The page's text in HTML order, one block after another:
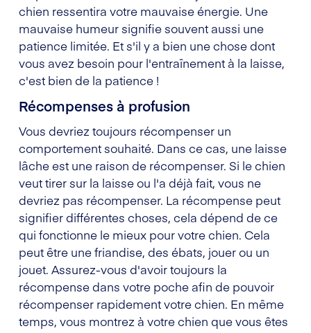
chien ressentira votre mauvaise énergie. Une
mauvaise humeur signifie souvent aussi une
patience limitée. Et s'il y a bien une chose dont
vous avez besoin pour l'entraînement à la laisse,
c'est bien de la patience !
Récompenses à profusion
Vous devriez toujours récompenser un
comportement souhaité. Dans ce cas, une laisse
lâche est une raison de récompenser. Si le chien
veut tirer sur la laisse ou l'a déjà fait, vous ne
devriez pas récompenser. La récompense peut
signifier différentes choses, cela dépend de ce
qui fonctionne le mieux pour votre chien. Cela
peut être une friandise, des ébats, jouer ou un
jouet. Assurez-vous d'avoir toujours la
récompense dans votre poche afin de pouvoir
récompenser rapidement votre chien. En même
temps, vous montrez à votre chien que vous êtes